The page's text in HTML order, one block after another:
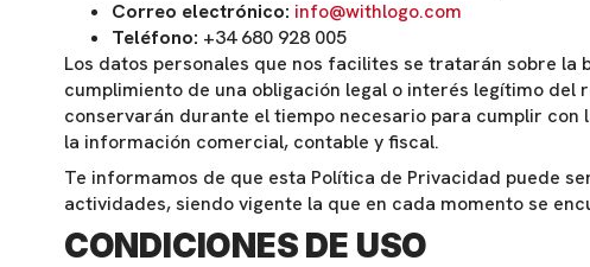
Correo electrónico: info@withlogo.com
Teléfono: +34 680 928 005
Los datos personales que nos facilites se tratarán sobre
cumplimiento de una obligación legal o interés legítimo del
conservarán durante el tiempo necesario para cumplir
la información comercial, contable y fiscal.
Te informamos de que esta Política de Privacidad puede
actividades, siendo vigente la que en cada momento se
CONDICIONES DE USO